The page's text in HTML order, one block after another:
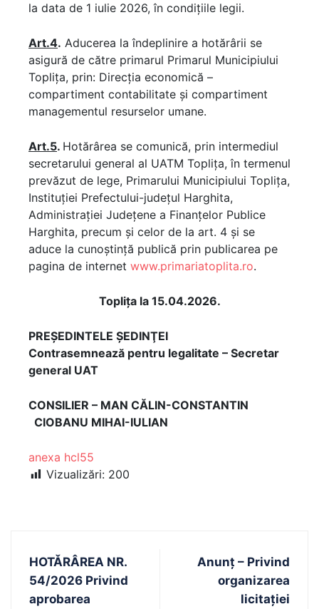
la data de 1 iulie 2026, în condițiile legii.
Art.4. Aducerea la îndeplinire a hotărârii se
asigură de către primarul Primarul Municipiului
Toplița, prin: Direcția economică –
compartiment contabilitate și compartiment
managementul resurselor umane.
Art.5. Hotărârea se comunică, prin intermediul
secretarului general al UATM Toplița, în termenul
prevăzut de lege, Primarului Municipiului Toplița,
Instituției Prefectului-județul Harghita,
Administraţiei Județene a Finanţelor Publice
Harghita, precum și celor de la art. 4 și se
aduce la cunoștință publică prin publicarea pe
pagina de internet www.primariatoplita.ro.
Topliţa la 15.04.2026.
PREŞEDINTELE ŞEDINŢEI
Contrasemnează pentru legalitate – Secretar
general UAT
CONSILIER – MAN CĂLIN-CONSTANTIN
CIOBANU MIHAI-IULIAN
anexa hcl55
Vizualizări: 200
HOTǍRÂREA NR.
54/2026 Privind
aprobarea
Anunț – Privind
organizarea
licitației